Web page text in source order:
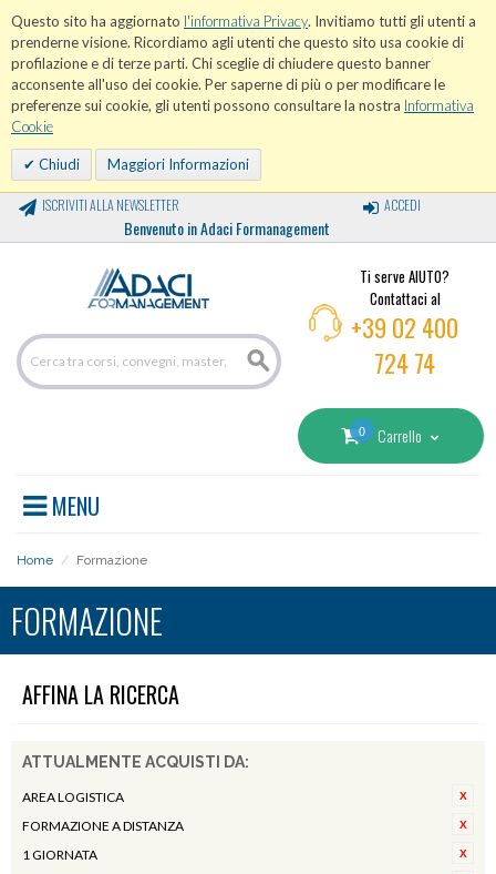
Questo sito ha aggiornato l'informativa Privacy. Invitiamo tutti gli utenti a
prenderne visione. Ricordiamo agli utenti che questo sito usa cookie di
profilazione e di terze parti. Chi sceglie di chiudere questo banner
acconsente all'uso dei cookie. Per saperne di più o per modificare le
preferenze sui cookie, gli utenti possono consultare la nostra Informativa
Cookie
Chiudi Maggiori Informazioni
ISCRIVITI ALLA NEWSLETTER
Benvenuto in Adaci Formanagement
ACCEDI
Ti serve AIUTO?
Contattaci al
+39 02 400
724 74
0 Carrello
MENU
Home / Formazione
FORMAZIONE
AFFINA LA RICERCA
ATTUALMENTE ACQUISTI DA:
AREA LOGISTICA
FORMAZIONE A DISTANZA
1 GIORNATA